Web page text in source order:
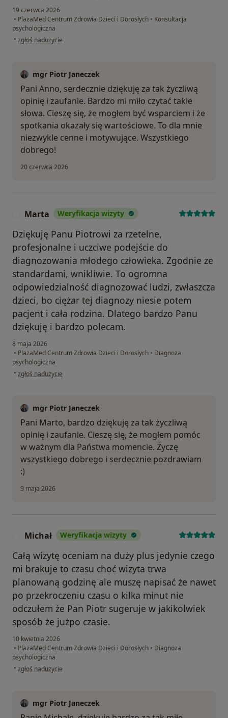
19 czerwca 2026
• PlazaMed Centrum Zdrowia Dzieci i Dorosłych • Konsultacja
psychologiczna
• w opinii użytkownika Anna
zgłoś nadużycie
mgr Piotr Janeczek
Pani Anno, serdecznie dziękuję za tak życzliwą
opinię i zaufanie. Bardzo mi miło czytać takie
słowa. Cieszę się, że mogłem być wsparciem i że
spotkania okazały się wartościowe. To dla mnie
niezwykle cenne i motywujące. Wszystkiego
dobrego!
20 czerwca 2026
Marta Weryfikacja wizyty
Dziękuję Panu Piotrowi za rzetelne,
profesjonalne i uczciwe podejście do
diagnozowania młodego człowieka. Zgodnie ze
standardami, wnikliwie. To ogromna
odpowiedzialność diagnozować ludzi, zwłaszcza
dzieci, bo ciężar tej diagnozy niesie potem
pacjent i cała rodzina. Dlatego bardzo Panu
dziękuję i bardzo polecam.
8 maja 2026
• PlazaMed Centrum Zdrowia Dzieci i Dorosłych • Diagnoza
psychologiczna
• w opinii użytkownika Marta
zgłoś nadużycie
mgr Piotr Janeczek
Pani Marto, bardzo dziękuję za tak życzliwą
opinię i zaufanie. Cieszę się, że mogłem pomóc
w ważnym dla Państwa momencie. Życzę
wszystkiego dobrego i serdecznie pozdrawiam
:)
9 maja 2026
Michał Weryfikacja wizyty
Całą wizytę oceniam na duży plus jedynie czego
mi brakuje to czasu choć wizyta trwa
planowaną godzinę ale muszę napisać że nawet
po przekroczeniu czasu o kilka minut nie
odczułem że Pan Piotr sugeruje w jakikolwiek
sposób że jużpo czasie.
10 kwietnia 2026
• PlazaMed Centrum Zdrowia Dzieci i Dorosłych • Diagnoza
psychologiczna
• w opinii użytkownika Michał
zgłoś nadużycie
mgr Piotr Janeczek